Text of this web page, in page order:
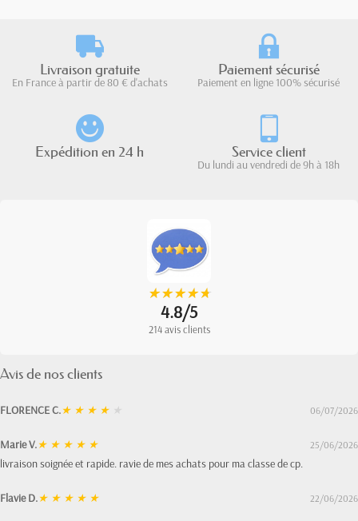
Livraison gratuite
En France à partir de 80 € d'achats
Paiement sécurisé
Paiement en ligne 100% sécurisé
Expédition en 24 h Service client
Du lundi au vendredi de 9h à 18h
★
★★
★★
★★
★★
★
4.8/5
214 avis clients
Avis de nos clients
FLORENCE C.★ ★ ★ ★ ★ 06/07/2026
Marie V.★ ★ ★ ★ ★ 25/06/2026
livraison soignée et rapide. ravie de mes achats pour ma classe de cp.
Flavie D.★ ★ ★ ★ ★ 22/06/2026